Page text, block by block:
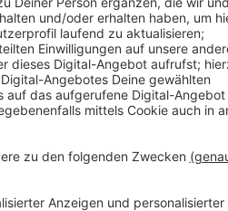
auf der
und die
Auf der Linie RE 1 entfällt
Aachen.
von Freitag, 21. Februar, 17
vom Freitag, 28. Februar, 17
komplett aus.